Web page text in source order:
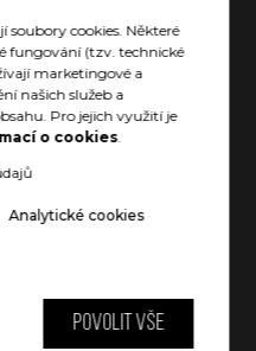
soubory cookies. Některé
fungování (tzv. technické
marketingové a
našich služeb a
Pro jejich využití je
o cookies.
Analytické cookies
Povolit vše
12 HODIN
VÍNA